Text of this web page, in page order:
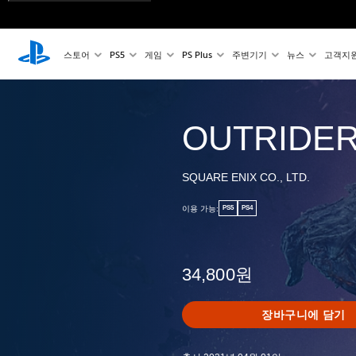
스토어 PS5 게임 PS Plus 주변기기 뉴스 고객지
SQUARE ENIX CO., LTD.
이용 가능: PS5 PS4
34,800원
장바구니에 담기